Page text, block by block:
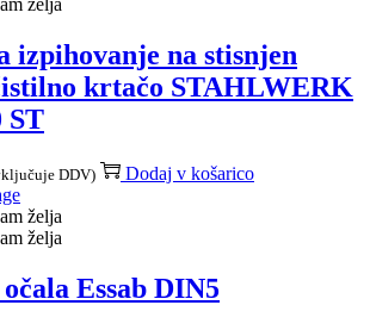
izpihovanje na stisnjen
krtačo STAHLWERK
ST
DDV) Dodaj v košarico
želja
želja
Essab DIN5